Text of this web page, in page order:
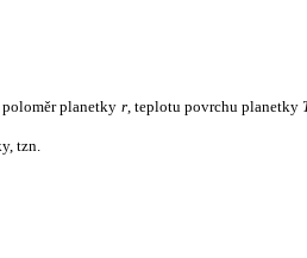
planetky r, teplotu povrchu planetky
tzn.